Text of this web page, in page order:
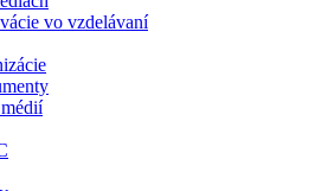
vo vzdelávaní